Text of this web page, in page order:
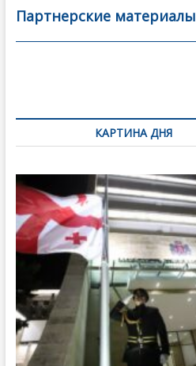
b
o
er l
а
в
Партнерские материалы
по
записямКАРТИНА ДНЯ